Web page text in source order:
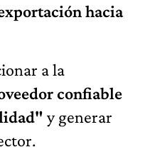
hacia
a la
confiable
y generar